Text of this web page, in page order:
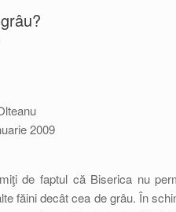
2009
de faptul că Biserica nu
făini decât cea de grâu. În